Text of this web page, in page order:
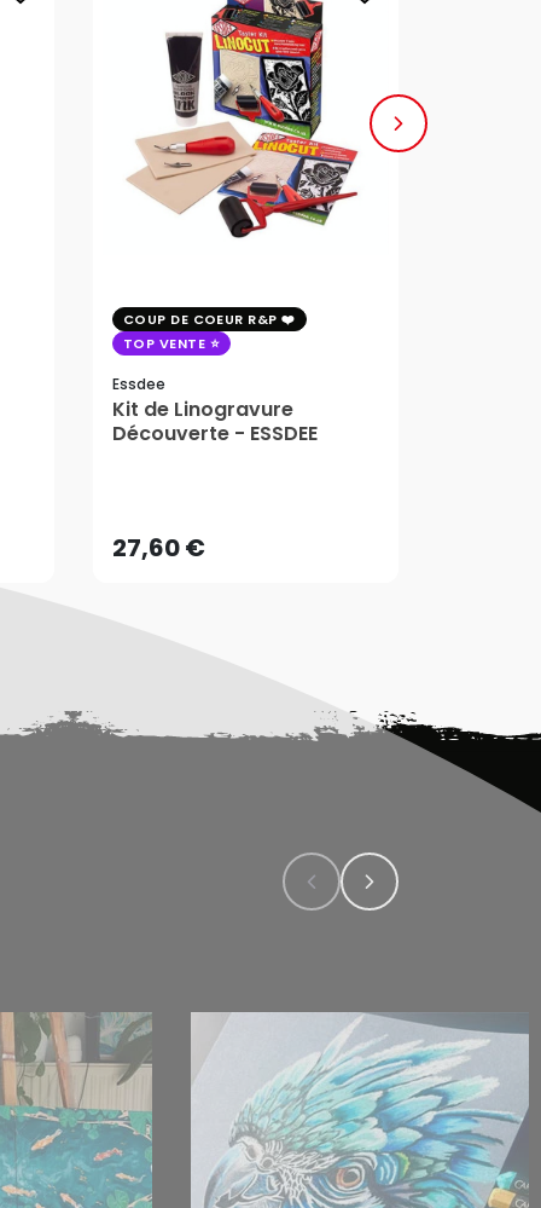
COUP DE COEUR R&P
TOP VENTE
Essdee
Kit de Linogravure
Découverte - ESSDEE
27,60 €AJOUTER AU PANIER